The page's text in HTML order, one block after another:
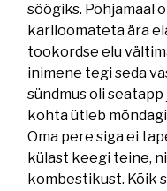
söögiks. Põhjamaal
kariloomateta ära
tookordse elu
inimene tegi seda
sündmus oli
kohta ütleb mõndagi
Oma pere siga ei
külast keegi teine,
kombestikust. Kõik